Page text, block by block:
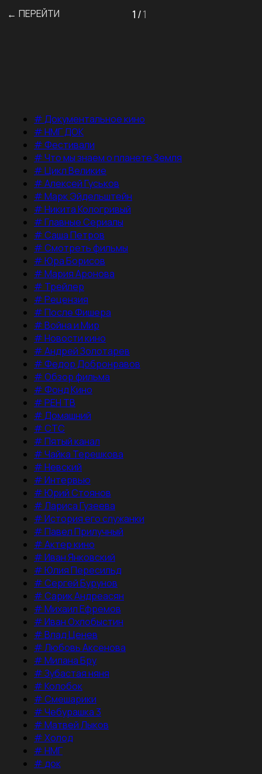
← ПЕРЕЙТИ 1 /1
#Документальное кино
#НМГ ДОК
#Фестивали
#Что мы знаем о планете Земля
#Цикл Великие
#Алексей Гуськов
#Марк Эйдельштейн
#Никита Кологривый
#Главные Сериалы
#Саша Петров
#Смотреть фильмы
#Юра Борисов
#Мария Аронова
# Трейлер
#Рецензия
#После Фишера
#Война и Мир
#Новости кино
#Андрей Золотарев
#Федор Добронравов
#Обзор фильма
#Фонд Кино
#РЕН ТВ
#Домашний
#СТС
#Пятый канал
#Чайка Терешкова
#Невский
#Интервью
#Юрий Стоянов
#Лариса Гузеева
#История его служанки
#Павел Прилучный
#Актер кино
#Иван Янковский
#Юлия Пересильд
#Сергей Бурунов
#Сарик Андреасян
#Михаил Ефремов
#Иван Охлобыстин
#Влад Ценев
#Любовь Аксенова
#Милана Бру
#Зубастая няня
#Колобок
#Смешарики
#Чебурашка 3
#Матвей Лыков
#Холод
#НМГ
#док